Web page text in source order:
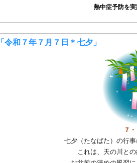
熱中症予防を実
「令和７年７月７日＊七夕」
７
七夕（たなばた）の行
これは、天の川と